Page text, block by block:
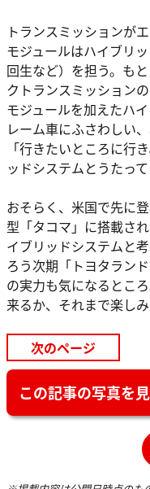
トランスミッションが
モジュールはハイブリ
回生など）を担う。も
クトランスミッション
モジュールを加えたハ
レーム車にふさわしい
「行きたいところに行
ッドシステムとうたって
おそらく、米国で先に
型「タコマ」に搭載さ
イブリッドシステムと
ろう次期「トヨタラン
の実力も気になるとこ
来るか、それまで楽しみ
次のページ
この記事の写真を